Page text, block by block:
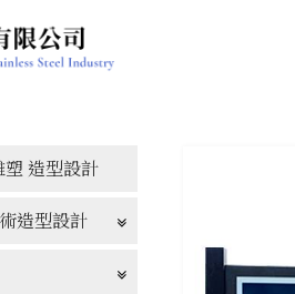
造型設計
造型設計